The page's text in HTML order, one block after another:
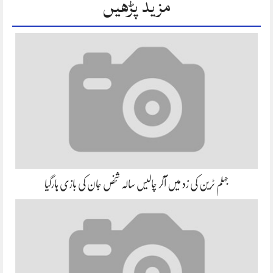
جہلم ٹرین کی زد میں آکر چالیس سالہ شخص جان کی بازی ہارگیا